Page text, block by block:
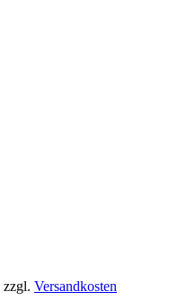
zzgl. Versandkosten